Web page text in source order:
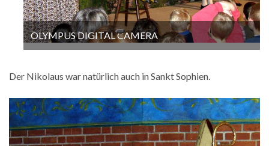
OLYMPUS DIGITAL CAMERA
Der Nikolaus war natürlich auch in Sankt Sophien.